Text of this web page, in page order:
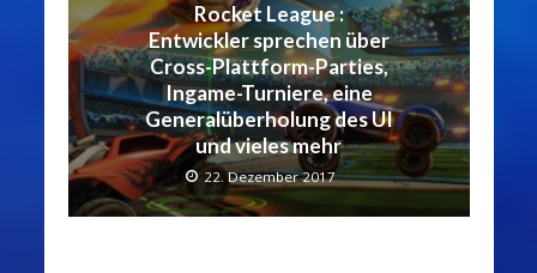
Rocket League :
Entwickler sprechen über
Cross-Plattform-Parties,
Ingame-Turniere, eine
Generalüberholung des UI
und vieles mehr
22. Dezember 2017